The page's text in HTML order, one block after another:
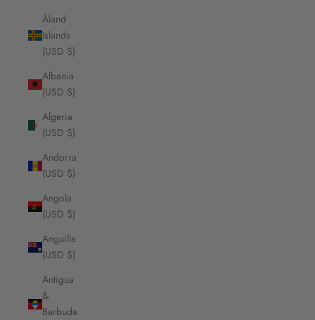
Åland
Islands
(USD $)
Albania
(USD $)
Algeria
(USD $)
Andorra
(USD $)
Angola
(USD $)
Anguilla
(USD $)
Antigua
&
Barbuda